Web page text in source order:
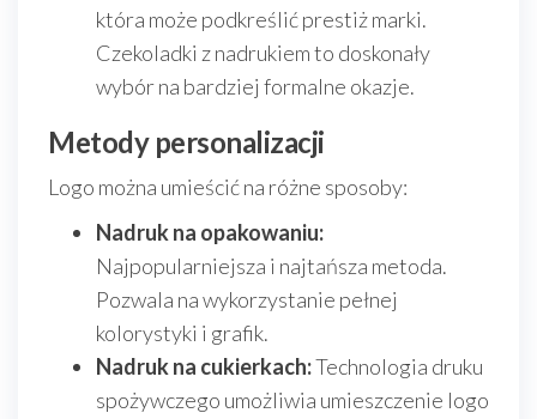
która może podkreślić prestiż marki.
Czekoladki z nadrukiem to doskonały
wybór na bardziej formalne okazje.
Metody personalizacji
Logo można umieścić na różne sposoby:
Nadruk na opakowaniu:
Najpopularniejsza i najtańsza metoda.
Pozwala na wykorzystanie pełnej
kolorystyki i grafik.
Nadruk na cukierkach:Technologia druku
spożywczego umożliwia umieszczenie logo